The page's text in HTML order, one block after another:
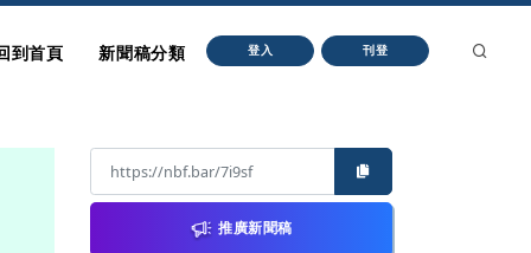
到首頁 新聞稿分類 登入 刊登
推廣新聞稿